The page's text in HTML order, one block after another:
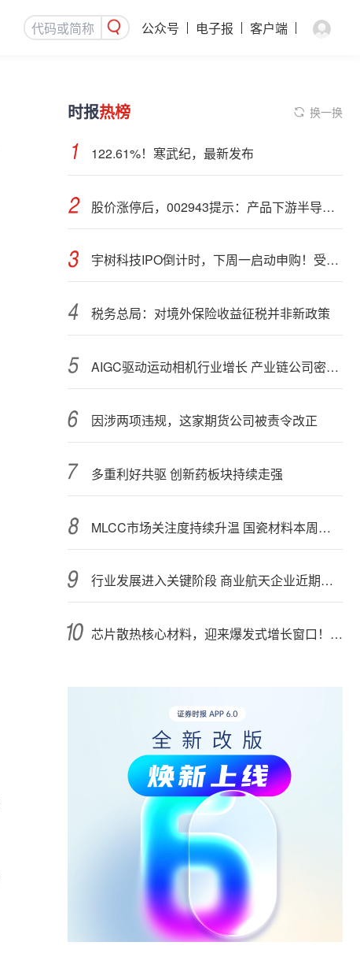
公众号 电子报 客户端
时报热榜 换一换
122.61%！寒武纪，最新发布
股价涨停后，002943提示：产品下游半导体行业应用占比不超过5%
宇树科技IPO倒计时，下周一启动申购！受益股曝光
税务总局：对境外保险收益征税并非新政策
AIGC驱动运动相机行业增长 产业链公司密集布局光学与AI芯片
因涉两项违规，这家期货公司被责令改正
多重利好共驱 创新药板块持续走强
MLCC市场关注度持续升温 国瓷材料本周接受152家机构调研
行业发展进入关键阶段 商业航天企业近期密集融资
芯片散热核心材料，迎来爆发式增长窗口！3只概念股年内涨幅翻倍